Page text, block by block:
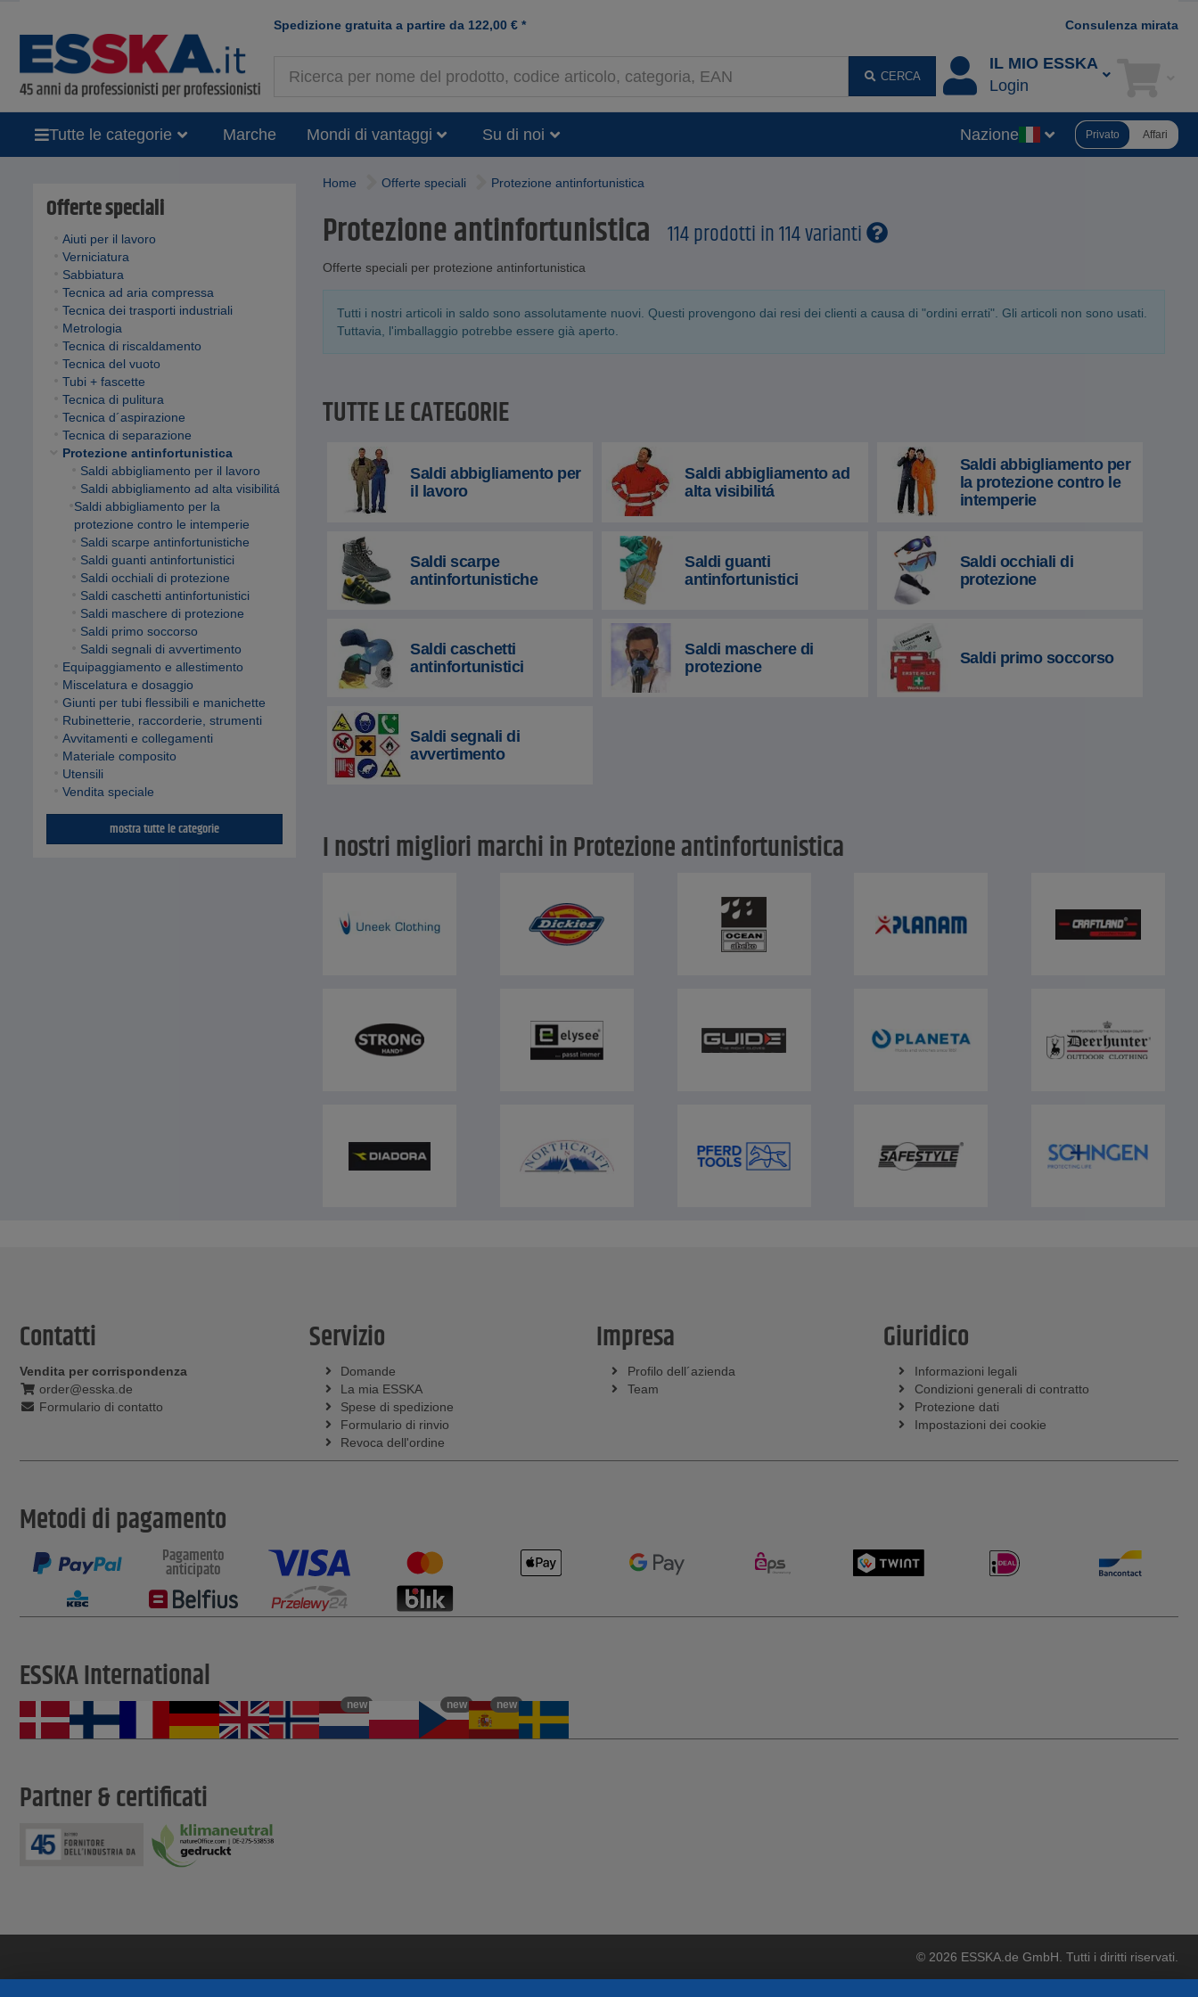
Spedizione gratuita a partire da 122,00 € * Consulenza mirata
CERCA
IL MIO ESSKA
Login
Tutte le categorie Marche Mondi di vantaggi Su di noi Nazione Privato Affari
Offerte speciali
Aiuti per il lavoro
Verniciatura
Sabbiatura
Tecnica ad aria compressa
Tecnica dei trasporti industriali
Metrologia
Tecnica di riscaldamento
Tecnica del vuoto
Tubi + fascette
Tecnica di pulitura
Tecnica d´aspirazione
Tecnica di separazione
Protezione antinfortunistica
Saldi abbigliamento per il lavoro
Saldi abbigliamento ad alta visibilitá
Saldi abbigliamento per la
protezione contro le intemperie
Saldi scarpe antinfortunistiche
Saldi guanti antinfortunistici
Saldi occhiali di protezione
Saldi caschetti antinfortunistici
Saldi maschere di protezione
Saldi primo soccorso
Saldi segnali di avvertimento
Equipaggiamento e allestimento
Miscelatura e dosaggio
Giunti per tubi flessibili e manichette
Rubinetterie, raccorderie, strumenti
Avvitamenti e collegamenti
Materiale composito
Utensili
Vendita speciale
mostra tutte le categorie
Home Offerte speciali Protezione antinfortunistica
Protezione antinfortunistica 114 prodotti in 114 varianti
Offerte speciali per protezione antinfortunistica
Tutti i nostri articoli in saldo sono assolutamente nuovi. Questi provengono dai resi dei clienti a causa di "ordini errati". Gli articoli non sono usati.
Tuttavia, l'imballaggio potrebbe essere già aperto.
TUTTE LE CATEGORIE
Saldi abbigliamento per
il lavoro
Saldi abbigliamento ad
alta visibilitá
Saldi abbigliamento per
la protezione contro le
intemperie
Saldi scarpe
antinfortunistiche
Saldi guanti
antinfortunistici
Saldi occhiali di
protezione
Saldi caschetti
antinfortunistici
Saldi maschere di
protezione
Saldi primo soccorso
Saldi segnali di
avvertimento
I nostri migliori marchi in Protezione antinfortunistica
Contatti
Vendita per corrispondenza
order@esska.de
Formulario di contatto
Servizio
Domande
La mia ESSKA
Spese di spedizione
Formulario di rinvio
Revoca dell'ordine
Impresa
Profilo dell´azienda
Team
Giuridico
Informazioni legali
Condizioni generali di contratto
Protezione dati
Impostazioni dei cookie
Metodi di pagamento
Pagamento
anticipato
ESSKA International
new new new
Partner & certificati
© 2026 ESSKA.de GmbH. Tutti i diritti riservati.